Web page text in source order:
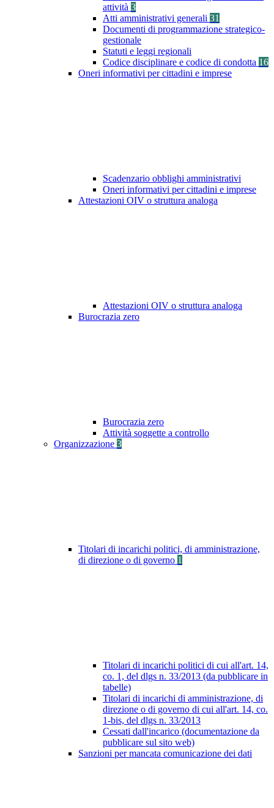
attività 3
Atti amministrativi generali 31
Documenti di programmazione strategico-
gestionale
Statuti e leggi regionali
Codice disciplinare e codice di condotta 16
Oneri informativi per cittadini e imprese
Scadenzario obblighi amministrativi
Oneri informativi per cittadini e imprese
Attestazioni OIV o struttura analoga
Attestazioni OIV o struttura analoga
Burocrazia zero
Burocrazia zero
Attività soggette a controllo
Organizzazione 3
Titolari di incarichi politici, di amministrazione,
di direzione o di governo 1
Titolari di incarichi politici di cui all'art. 14,
co. 1, del dlgs n. 33/2013 (da pubblicare in
tabelle)
Titolari di incarichi di amministrazione, di
direzione o di governo di cui all'art. 14, co.
1-bis, del dlgs n. 33/2013
Cessati dall'incarico (documentazione da
pubblicare sul sito web)
Sanzioni per mancata comunicazione dei dati